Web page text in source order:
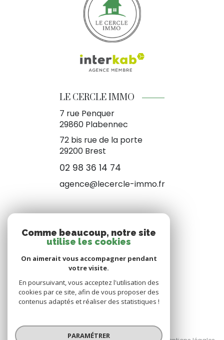
LE CERCLE IMMO
7 rue Penquer
29860 Plabennec
72 bis rue de la porte
29200 Brest
02 98 36 14 74
agence@lecercle-immo.fr
NOUS SUIVRE
© 2026 | Tous droits réservés
Comme beaucoup, notre site
utilise les cookies
On aimerait vous accompagner pendant
votre visite.
En poursuivant, vous acceptez l'utilisation des
cookies par ce site, afin de vous proposer des
contenus adaptés et réaliser des statistiques !
PARAMÉTRER